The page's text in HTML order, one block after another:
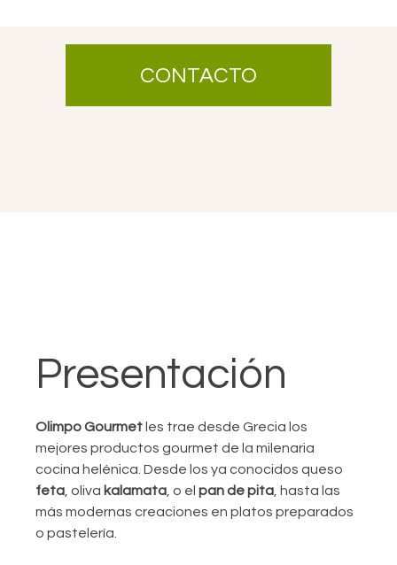
CONTACTO
Presentación
Olimpo Gourmet les trae desde Grecia los
mejores productos gourmet de la milenaria
cocina helénica. Desde los ya conocidos queso
feta , oliva kalamata , o el pan de pita , hasta las
más modernas creaciones en platos preparados
o pastelería.